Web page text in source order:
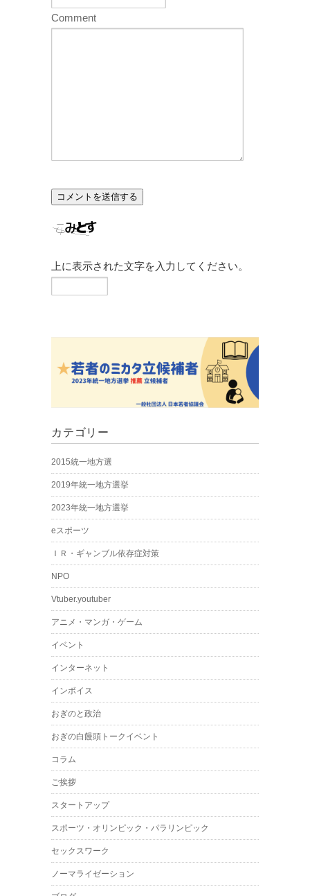
Comment
上に表示された文字を入力してください。
カテゴリー
2015統一地方選
2019年統一地方選挙
2023年統一地方選挙
eスポーツ
ＩＲ・ギャンブル依存症対策
NPO
Vtuber.youtuber
アニメ・マンガ・ゲーム
イベント
インターネット
インボイス
おぎのと政治
おぎの白饅頭トークイベント
コラム
ご挨拶
スタートアップ
スポーツ・オリンピック・パラリンピック
セックスワーク
ノーマライゼーション